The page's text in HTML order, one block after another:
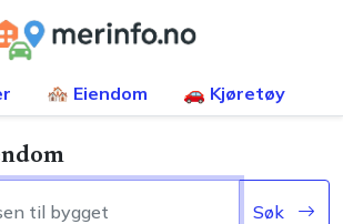
🏘️ Eiendom 🚗 Kjøretøy
Søk